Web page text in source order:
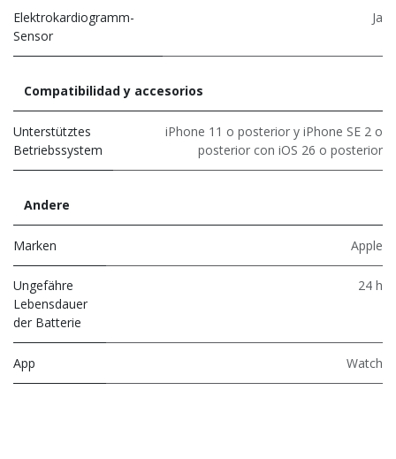
Elektrokardiogramm-
Sensor
Ja
Compatibilidad y accesorios
Unterstütztes
Betriebssystem
iPhone 11 o posterior y iPhone SE 2 o
posterior con iOS 26 o posterior
Andere
Marken Apple
Ungefähre
Lebensdauer
der Batterie
24 h
App Watch